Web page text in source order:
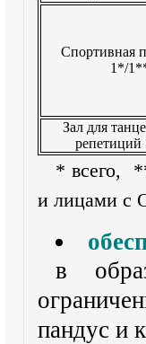
Спортивная
1*/
Зал для
* всего,
и лицами с
в
пандус и